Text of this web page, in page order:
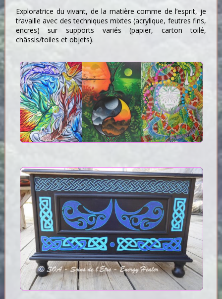
Exploratrice du vivant, de la matière comme de l’esprit, je
travaille avec des techniques mixtes (acrylique, feutres fins,
encres) sur supports variés (papier, carton toilé,
châssis/toiles et objets).